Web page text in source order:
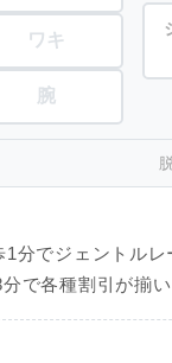
ワキ
腕
でジェントル
で各種割引が揃い